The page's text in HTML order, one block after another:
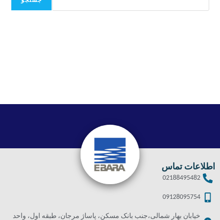
اطلاعات تماس
02188495482
09128095754
خیابان بهار شمالی،جنب بانک مسکن، پاساژ مرجان، طبقه اول، واحد